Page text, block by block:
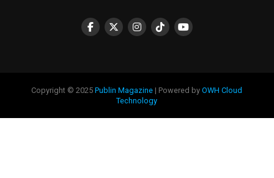
Copyright © 2025Publin Magazine | Powered byOWH Cloud
Technology